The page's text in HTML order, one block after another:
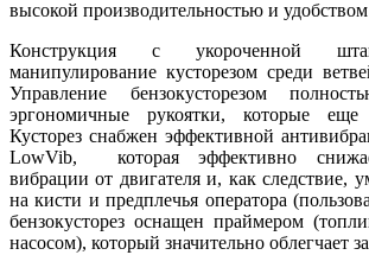
высокой производительностью и
Конструкция с укороченной
манипулирование кусторезом среди
Управление бензокусторезом
эргономичные рукоятки, которые еще
Кусторез снабжен эффективной
LowVib, которая эффективно
вибрации от двигателя и, как следствие,
на кисти и предплечья оператора
бензокусторез оснащен праймером
насосом), который значительно облегчает